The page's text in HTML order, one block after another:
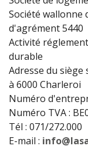
Société wallonne
d'agrément 5440
Activité
durable
Adresse du siège
à 6000 Charleroi
Numéro
Numéro TVA :
Tél : 071/272.000
E-mail :